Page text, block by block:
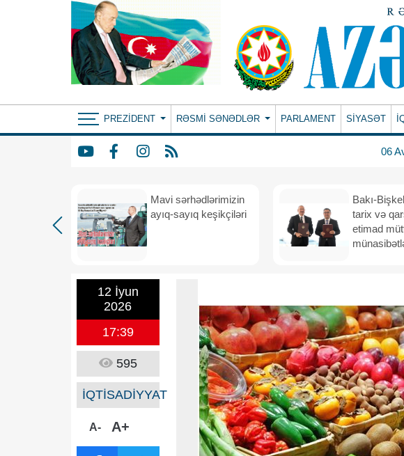
PREZIDENT RƏSMI SƏNƏDLƏR PARLAMENT SİYASƏT
06
Mavi sərhədlərimizin
ayıq-sayıq keşikçiləri
Bakı-
tarix və
etimad
12 İyun
2026
17:39
595
İQTİSADİYYAT
A- A+